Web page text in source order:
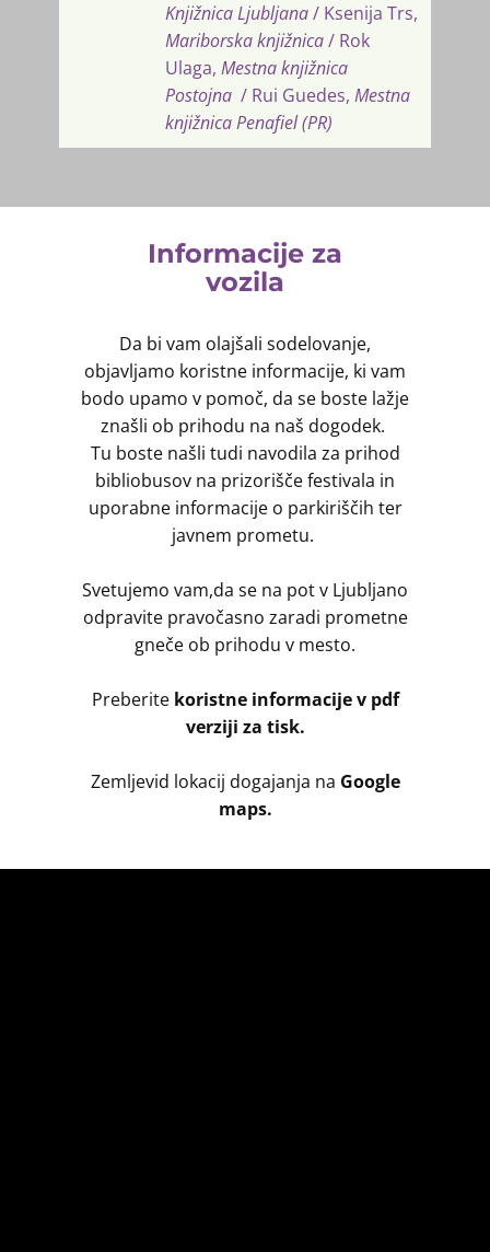
Knjižnica Ljubljana/ Ksenija Trs,
Mariborska knjižnica/ Rok
Ulaga, Mestna knjižnica
Postojna / Rui Guedes, Mestna
knjižnica Penafiel(PR)
Informacije za
vozila
Da bi vam olajšali sodelovanje,
objavljamo koristne informacije, ki vam
bodo upamo v pomoč, da se boste lažje
znašli ob prihodu na naš dogodek.
Tu boste našli tudi navodila za prihod
bibliobusov na prizorišče festivala in
uporabne informacije o parkiriščih ter
javnem prometu.
Svetujemo vam,da se na pot v Ljubljano
odpravite pravočasno zaradi prometne
gneče ob prihodu v mesto.
Preberite koristne informacije v pdf
verziji za tisk.
Zemljevid lokacij dogajanja na Google
maps.